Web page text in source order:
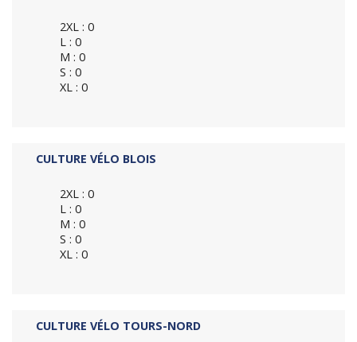
2XL : 0
L : 0
M : 0
S : 0
XL : 0
CULTURE VÉLO BLOIS
2XL : 0
L : 0
M : 0
S : 0
XL : 0
CULTURE VÉLO TOURS-NORD